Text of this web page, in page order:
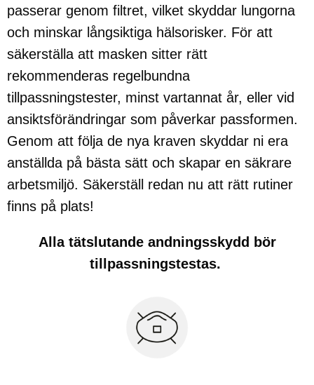
passerar genom filtret, vilket skyddar lungorna
och minskar långsiktiga hälsorisker. För att
säkerställa att masken sitter rätt
rekommenderas regelbundna
tillpassningstester, minst vartannat år, eller vid
ansiktsförändringar som påverkar passformen.
Genom att följa de nya kraven skyddar ni era
anställda på bästa sätt och skapar en säkrare
arbetsmiljö. Säkerställ redan nu att rätt rutiner
finns på plats!
Alla tätslutande andningsskydd bör
tillpassningstestas.